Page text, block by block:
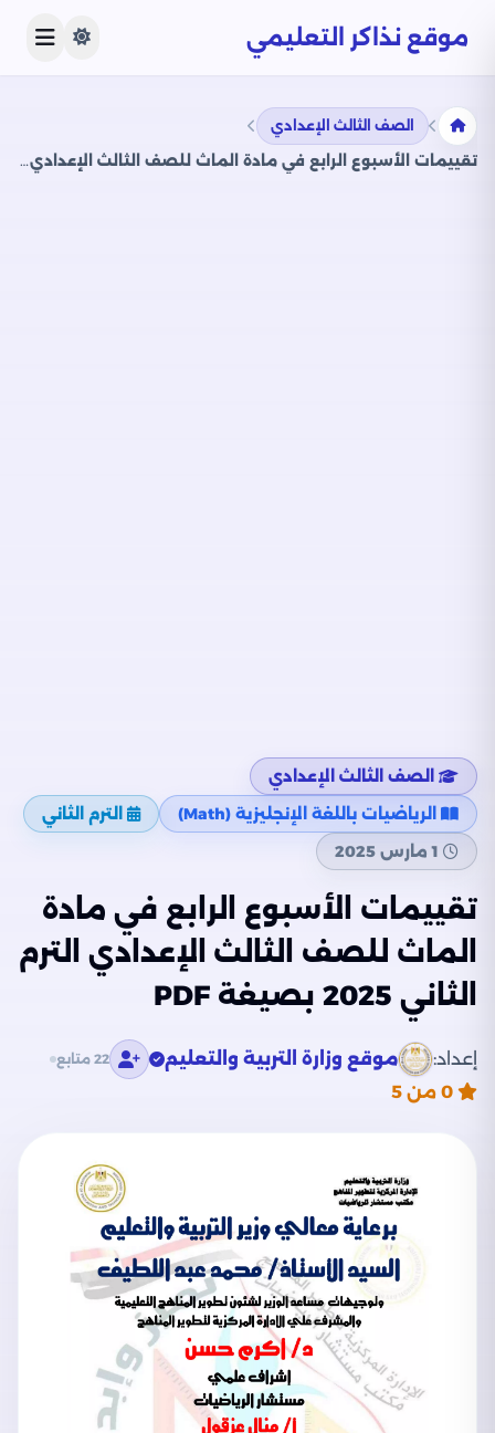
موقع نذاكر التعليمي
الصف الثالث الإعدادي
تقييمات الأسبوع الرابع في مادة الماث للصف الثالث الإعدادي الترم الثاني 2025 بصيغة PDF
الصف الثالث الإعدادي
الرياضيات باللغة الإنجليزية (Math)
الترم الثاني
1 مارس 2025
تقييمات الأسبوع الرابع في مادة
الماث للصف الثالث الإعدادي الترم
الثاني 2025 بصيغة PDF
إعداد: موقع وزارة التربية والتعليم 22 متابع
0 من 5